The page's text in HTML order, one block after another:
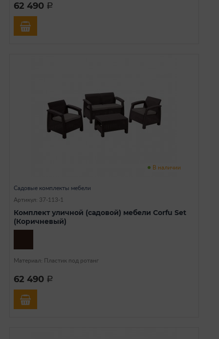
62 490 a
В наличии
Садовые комплекты мебели
Артикул: 37-113-1
Комплект уличной (садовой) мебели Corfu Set
(Коричневый)
Материал: Пластик под ротанг
62 490 a